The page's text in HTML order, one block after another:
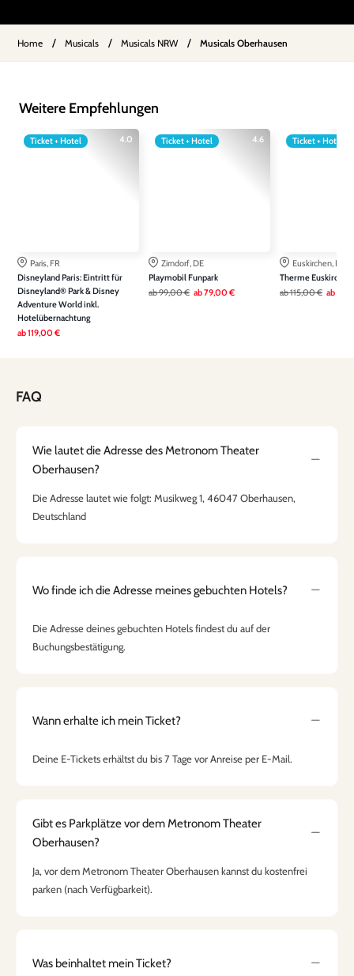
Home / Musicals / Musicals NRW / Musicals Oberhausen
Weitere Empfehlungen
4.0
Ticket + Hotel
Paris, FR
Disneyland Paris: Eintritt für
Disneyland® Park & Disney
Adventure World inkl.
Hotelübernachtung
ab119,00 €
4.6
Ticket + Hotel
Zirndorf, DE
Playmobil Funpark
ab99,00 € ab79,00 €
Ticket + Hotel
Euskirchen, DE
Therme Euskirchen
ab115,00 € ab
FAQ
Wie lautet die Adresse des Metronom Theater
Oberhausen?
Die Adresse lautet wie folgt: Musikweg 1, 46047 Oberhausen,
Deutschland
Wo finde ich die Adresse meines gebuchten Hotels?
Die Adresse deines gebuchten Hotels findest du auf der
Buchungsbestätigung.
Wann erhalte ich mein Ticket?
Deine E-Tickets erhältst du bis 7 Tage vor Anreise per E-Mail.
Gibt es Parkplätze vor dem Metronom Theater
Oberhausen?
Ja, vor dem Metronom Theater Oberhausen kannst du kostenfrei
parken (nach Verfügbarkeit).
Was beinhaltet mein Ticket?